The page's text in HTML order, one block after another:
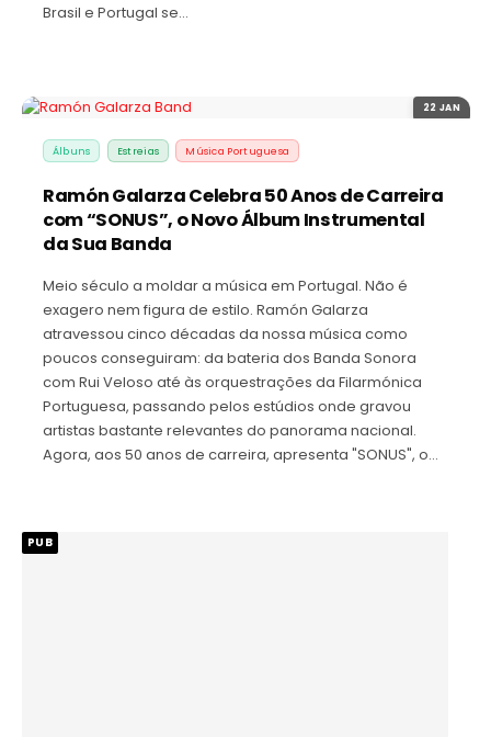
Brasil e Portugal se…
22 JAN
Álbuns Estreias Música Portuguesa
Ramón Galarza Celebra 50 Anos de Carreira
com “SONUS”, o Novo Álbum Instrumental
da Sua Banda
Meio século a moldar a música em Portugal. Não é
exagero nem figura de estilo. Ramón Galarza
atravessou cinco décadas da nossa música como
poucos conseguiram: da bateria dos Banda Sonora
com Rui Veloso até às orquestrações da Filarmónica
Portuguesa, passando pelos estúdios onde gravou
artistas bastante relevantes do panorama nacional.
Agora, aos 50 anos de carreira, apresenta "SONUS", o…
PUB